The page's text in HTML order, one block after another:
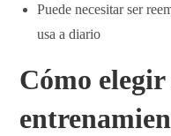
Puede necesitar ser
usa a diario
Cómo